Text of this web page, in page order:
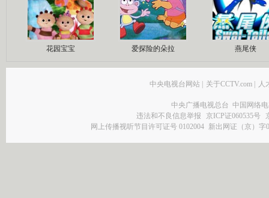
花园宝宝 爱探险的朵拉 燕尾侠
中央电视台网站 | 关于CCTV.com | 人
中央广播电视总台 中国网络
违法和不良信息举报
京ICP证060535号
网上传播视听节目许可证号 0102004 新出网证（京）